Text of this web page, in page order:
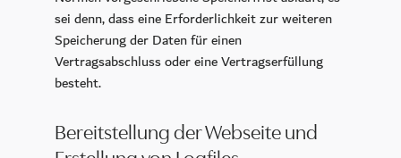
sei denn, dass eine Erforderlichkeit zur weiteren
Speicherung der Daten für einen
Vertragsabschluss oder eine Vertragserfüllung
besteht.
Bereitstellung der Webseite und